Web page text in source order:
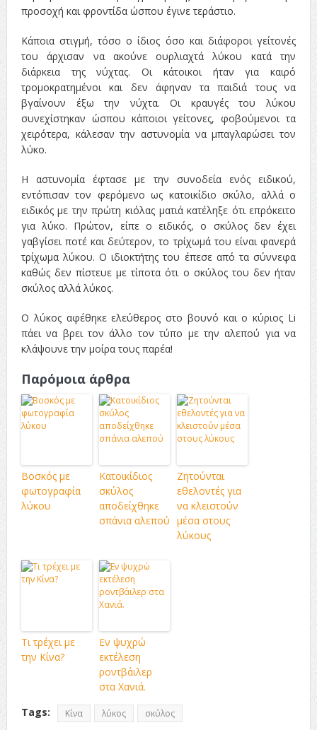
προσοχή και φροντίδα ώσπου έγινε τεράστιο.
Κάποια στιγμή, τόσο ο ίδιος όσο και διάφοροι γείτονές
του άρχισαν να ακούνε ουρλιαχτά λύκου κατά την
διάρκεια της νύχτας. Οι κάτοικοι ήταν για καιρό
τρομοκρατημένοι και δεν άφηναν τα παιδιά τους να
βγαίνουν έξω την νύχτα. Οι κραυγές του λύκου
συνεχίστηκαν ώσπου κάποιοι γείτονες, φοβούμενοι τα
χειρότερα, κάλεσαν την αστυνομία να μπαγλαρώσει τον
λύκο.
Η αστυνομία έφτασε με την συνοδεία ενός ειδικού,
εντόπισαν τον φερόμενο ως κατοικίδιο σκύλο, αλλά ο
ειδικός με την πρώτη κιόλας ματιά κατέληξε ότι επρόκειτο
για λύκο. Πρώτον, είπε ο ειδικός, ο σκύλος δεν έχει
γαβγίσει ποτέ και δεύτερον, το τρίχωμά του είναι φανερά
τρίχωμα λύκου. Ο ιδιοκτήτης του έπεσε από τα σύννεφα
καθώς δεν πίστευε με τίποτα ότι ο σκύλος του δεν ήταν
σκύλος αλλά λύκος.
Ο λύκος αφέθηκε ελεύθερος στο βουνό και ο κύριος Li
πάει να βρει τον άλλο τον τύπο με την αλεπού για να
κλάψουνε την μοίρα τους παρέα!
Παρόμοια άρθρα
Βοσκός με
φωτογραφία
λύκου
Κατοικίδιος
σκύλος
αποδείχθηκε
σπάνια αλεπού
Ζητούνται
εθελοντές για
να κλειστούν
μέσα στους
λύκους
Τι τρέχει με
την Κίνα?
Εν ψυχρώ
εκτέλεση
ροντβάιλερ
στα Χανιά.
Tags:
Κίνα λύκος σκύλος